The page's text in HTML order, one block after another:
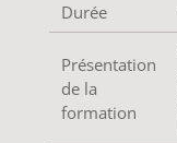
Durée
Présentation
de la
formation